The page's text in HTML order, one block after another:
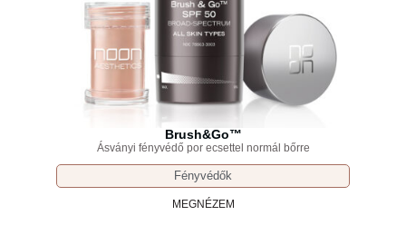
Brush&Go™
Ásványi fényvédő por ecsettel normál bőrre
Fényvédők
MEGNÉZEM